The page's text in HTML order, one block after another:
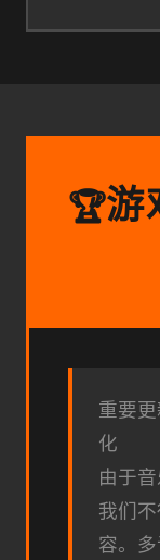
🏆游
重要
化
由于
我们
容。